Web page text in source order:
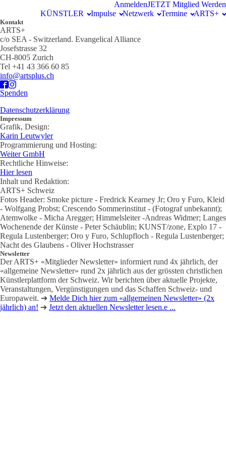
AnmeldenJETZT Mitglied Werden
KÜNSTLER
Impulse Netzwerk Termine ARTS+
Kontakt
ARTS+
c/o SEA - Switzerland. Evangelical Alliance
Josefstrasse 32
CH-8005 Zurich
Tel +41 43 366 60 85
info@artsplus.ch
Spenden
Datenschutzerklärung
Impressum
Grafik, Design:
Karin Leutwyler
Programmierung und Hosting:
Weiter GmbH
Rechtliche Hinweise:
Hier lesen
Inhalt und Redaktion:
ARTS+ Schweiz
Fotos Header: Smoke picture - Fredrick Kearney Jr; Oro y Furo, Kleid
- Wolfgang Probst; Crescendo Sommerinstitut - (Fotograf unbekannt);
Atemwolke - Micha Aregger; Himmelsleiter -Andreas Widmer; Langes
Wochenende der Künste - Peter Schäublin; KUNST/zone, Explo 17 -
Regula Lustenberger; Oro y Furo, Schlupfloch - Regula Lustenberger;
Nacht des Glaubens - Oliver Hochstrasser
Newsletter
Der ARTS+ «Mitglieder Newsletter» informiert rund 4x jährlich, der
«allgemeine Newsletter» rund 2x jährlich aus der grössten christlichen
Künstlerplattform der Schweiz. Wir berichten über aktuelle Projekte,
Veranstaltungen, Vergünstigungen und das Schaffen Schweiz- und
Europaweit. ➔ Melde Dich hier zum «allgemeinen Newsletter» (2x
jährlich) an! ➔ Jetzt den aktuellen Newsletter lesen.e ...